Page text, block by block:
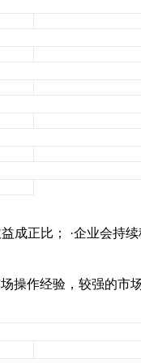
成正比； ·企业会持
操作经验，较强的市